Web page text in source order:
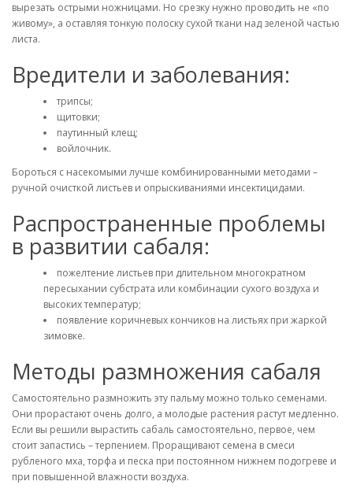
вырезать острыми ножницами. Но срезку нужно проводить не «по
живому», а оставляя тонкую полоску сухой ткани над зеленой частью
листа.
Вредители и заболевания:
трипсы;
щитовки;
паутинный клещ;
войлочник.
Бороться с насекомыми лучше комбинированными методами –
ручной очисткой листьев и опрыскиваниями инсектицидами.
Распространенные проблемы
в развитии сабаля:
пожелтение листьев при длительном многократном
пересыхании субстрата или комбинации сухого воздуха и
высоких температур;
появление коричневых кончиков на листьях при жаркой
зимовке.
Методы размножения сабаля
Самостоятельно размножить эту пальму можно только семенами.
Они прорастают очень долго, а молодые растения растут медленно.
Если вы решили вырастить сабаль самостоятельно, первое, чем
стоит запастись – терпением. Проращивают семена в смеси
рубленого мха, торфа и песка при постоянном нижнем подогреве и
при повышенной влажности воздуха.